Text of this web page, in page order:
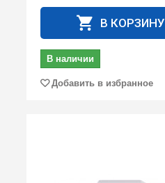
В КОРЗИНУ
В наличии
Добавить в избранное